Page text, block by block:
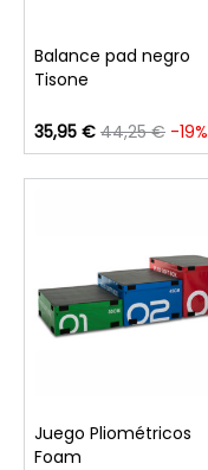
Balance pad negro
Tisone
35,95 € 44,25 € -19%
Juego Pliométricos
Foam